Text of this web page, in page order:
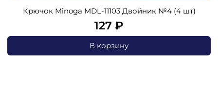
Крючок Minoga MDL-11103 Двойник №4 (4 шт)
127 ₽
В корзину